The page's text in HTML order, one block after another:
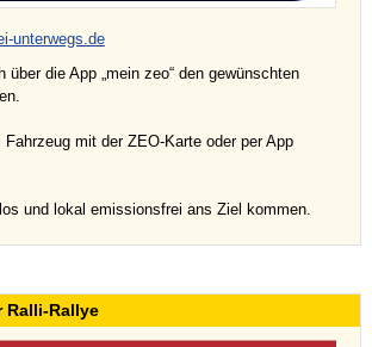
unterwegs.de
über die App „mein zeo“ den gewünschten
mit der ZEO-Karte oder per App
und lokal emissionsfrei ans Ziel kommen.
Ralli-Rallye